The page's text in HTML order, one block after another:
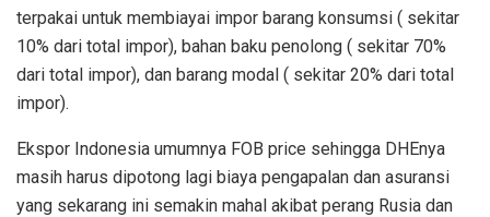
terpakai untuk membiayai impor barang konsumsi ( sekitar
10% dari total impor), bahan baku penolong ( sekitar 70%
dari total impor), dan barang modal ( sekitar 20% dari total
impor).
Ekspor Indonesia umumnya FOB price sehingga DHEnya
masih harus dipotong lagi biaya pengapalan dan asuransi
yang sekarang ini semakin mahal akibat perang Rusia dan